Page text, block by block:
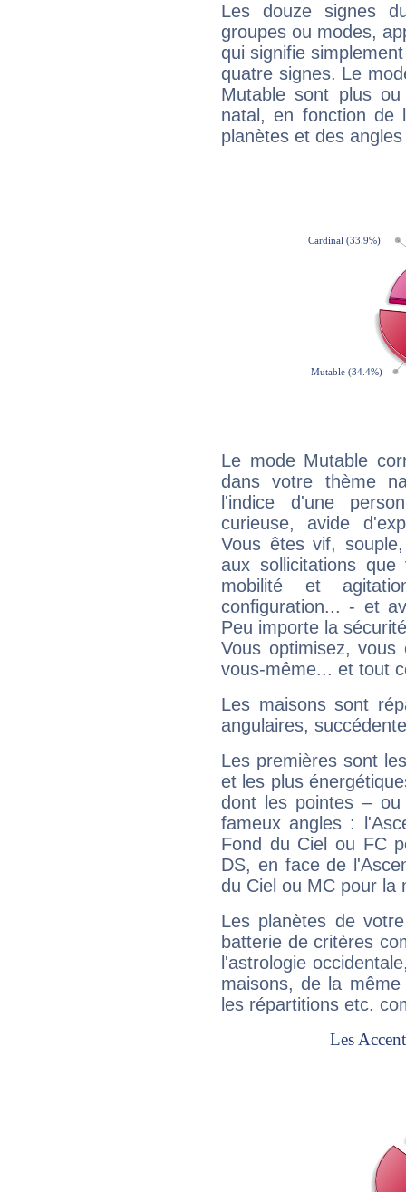
Les douze signes
groupes ou modes,
qui signifie
quatre signes. Le
Mutable sont plus
natal, en fonction de
planètes et des
Le mode Mutable
dans votre thème
l'indice d'une
curieuse, avide
Vous êtes vif,
aux sollicitations
mobilité et
configuration... - et
Peu importe la
Vous optimisez, vous
vous-même... et tout
Les maisons sont
angulaires,
Les premières sont
et les plus
dont les pointes –
fameux angles :
Fond du Ciel ou FC
DS, en face de
du Ciel ou MC pour la
Les planètes de
batterie de critères
l'astrologie
maisons, de la
les répartitions etc.